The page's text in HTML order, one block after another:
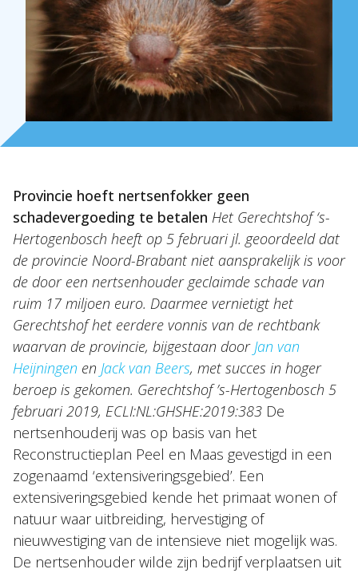
Onze mensen
Expertises
Topics
Internationaal
Nieuws
NL EN DE FR
Provincie hoeft nertsenfokker geen
schadevergoeding te betalen Het Gerechtshof ‘s-
Hertogenbosch heeft op 5 februari jl. geoordeeld dat
de provincie Noord-Brabant niet aansprakelijk is voor
de door een nertsenhouder geclaimde schade van
ruim 17 miljoen euro. Daarmee vernietigt het
Gerechtshof het eerdere vonnis van de rechtbank
waarvan de provincie, bijgestaan door Jan van
Heijningen en Jack van Beers, met succes in hoger
beroep is gekomen. Gerechtshof ’s-Hertogenbosch 5
februari 2019, ECLI:NL:GHSHE:2019:383 De
nertsenhouderij was op basis van het
Reconstructieplan Peel en Maas gevestigd in een
zogenaamd ‘extensiveringsgebied’. Een
extensiveringsgebied kende het primaat wonen of
natuur waar uitbreiding, hervestiging of
nieuwvestiging van de intensieve niet mogelijk was.
De nertsenhouder wilde zijn bedrijf verplaatsen uit